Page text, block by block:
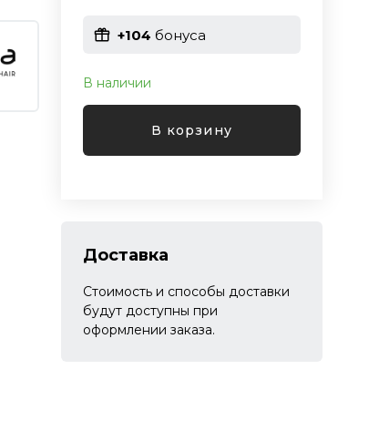
+104 бонуса
В наличии
В корзину
Доставка
Стоимость и способы доставки
будут доступны при
оформлении заказа.